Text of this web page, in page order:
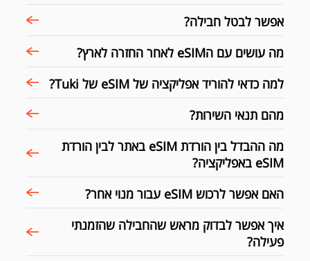
אפשר לבטל חבילה?
מה עושים עם הeSIM לאחר החזרה לארץ?
למה כדאי להוריד אפליקציה של eSIM של Tuki?
מהם תנאי השירות?
מה ההבדל בין הורדת eSIM באתר לבין הורדת
eSIM באפליקציה?
האם אפשר לרכוש eSIM עבור מנוי אחר?
איך אפשר לבדוק מראש שהחבילה שהזמנתי
פעילה?